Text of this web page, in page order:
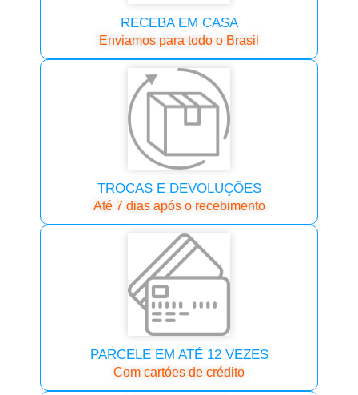
RECEBA EM CASA
Enviamos para todo o Brasil
TROCAS E DEVOLUÇÕES
Até 7 dias após o recebimento
PARCELE EM ATÉ 12 VEZES
Com cartóes de crédito